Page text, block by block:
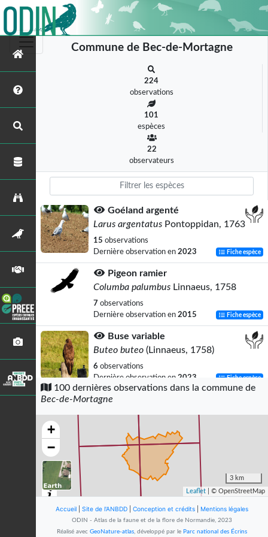
Commune de Bec-de-Mortagne
224
observations
101
espèces
22
observateurs
Goéland argenté
Larus argentatus Pontoppidan, 1763
15 observations
Dernière observation en 2023 Fiche espèce
Pigeon ramier
Columba palumbus Linnaeus, 1758
7 observations
Dernière observation en 2015 Fiche espèce
Buse variable
Buteo buteo (Linnaeus, 1758)
6 observations
Dernière observation en 2023 Fiche espèce
Canard colvert
Anas platyrhynchosLinnaeus, 1758
observations
Dernière observation en 2023
Faucon crécerelle
Falco tinnunculusLinnaeus, 1758
observations
Faisan de Colchide
100 dernières observations dans la commune de
Bec-de-Mortagne
+
−
3 km
Leaflet | © OpenStreetMap
Accueil Site de l'ANBDD Conception et crédits Mentions légales
ODIN - Atlas de la faune et de la flore de Normandie, 2023
Réalisé avec GeoNature-atlas, développé par le Parc national des Écrins